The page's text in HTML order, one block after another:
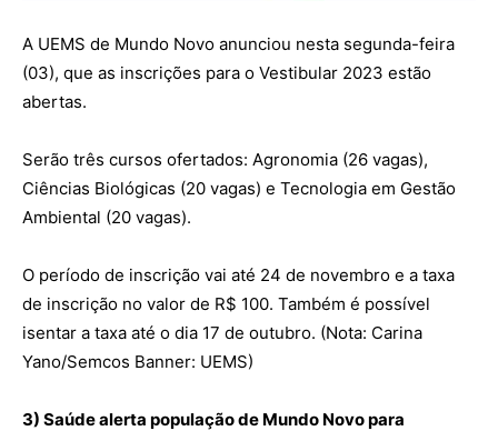
A UEMS de Mundo Novo anunciou nesta segunda-feira
(03), que as inscrições para o Vestibular 2023 estão
abertas.
Serão três cursos ofertados: Agronomia (26 vagas),
Ciências Biológicas (20 vagas) e Tecnologia em Gestão
Ambiental (20 vagas).
O período de inscrição vai até 24 de novembro e a taxa
de inscrição no valor de R$ 100. Também é possível
isentar a taxa até o dia 17 de outubro. (Nota: Carina
Yano/Semcos Banner: UEMS)
3) Saúde alerta população de Mundo Novo para